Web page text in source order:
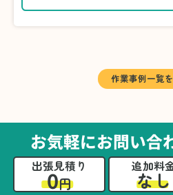
に仕分けしました。
A様から「手際よく進めて
るのは難しかったと思いま
葉をいただきました。遺品
が大きい作業において、少
れたことをスタッフ一同嬉
作業事例一覧
お気軽にお問い合
出張見積り
0円
追加料
なし